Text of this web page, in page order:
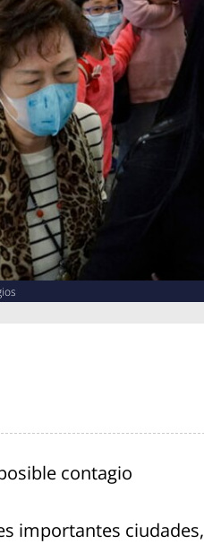
contagio
importantes ciudades,